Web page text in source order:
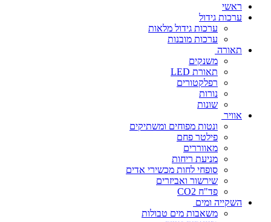
ראשי
ערכות גידול
ערכות גידול מלאות
ערכות מובנות
תאורה
משנקים
תאורת LED
רפלקטורים
נורות
שונות
אוויר
ונטות מפוחים ומשתיקים
פילטר פחם
מאווררים
מניעת ריחות
סופחי לחות מכשירי אדים
שירשור ואביזרים
פד"ח CO2
השקייה ומים
משאבות מים טבולות